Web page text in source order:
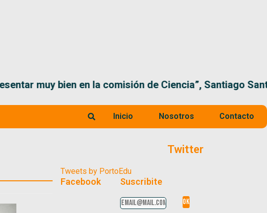
bien en la comisión de Ciencia”, Santiago Santurio
Inicio Nosotros Contacto
Twitter
Tweets by PortoEdu
Facebook Suscribite